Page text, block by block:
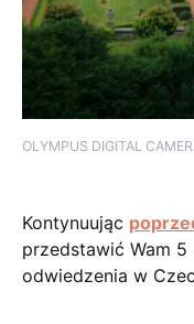
OLYMPUS DIGITAL
Kontynuując
przedstawić Wam
odwiedzenia w